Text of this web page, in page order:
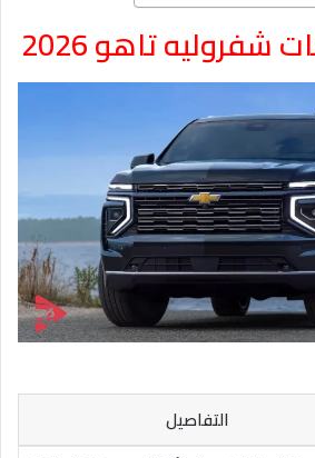
تاهو 2026
التفاصيل